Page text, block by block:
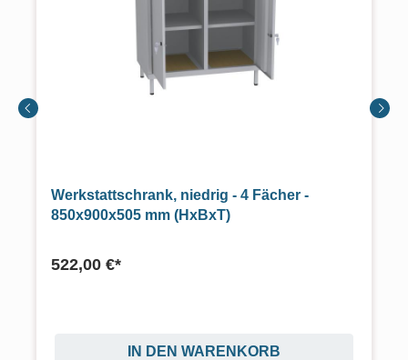
Werkstattschrank, niedrig - 4 Fächer -
850x900x505 mm (HxBxT)
522,00 €*
IN DEN WARENKORB